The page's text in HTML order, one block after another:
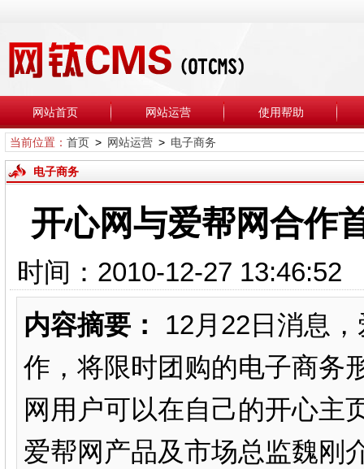
网站首页 网站运营 使用帮助
当前位置： 首页> 网站运营> 电子商务
电子商务
开心网与爱帮网合作
时间：2010-12-27
内容摘要：
12月22日消息
作，将限时团购的电子商务
网用户可以在自己的开心主
爱帮网产品及市场总监魏刚